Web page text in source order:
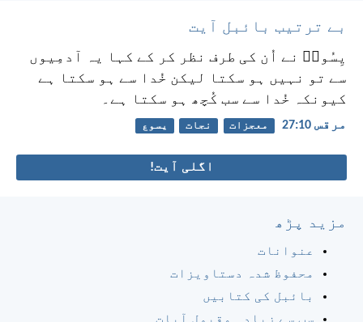
بے ترتیب بائبل آیت
یِسُوعؔ نے اُن کی طرف نظر کر کے کہا یہ آدمِیوں
سے تو نہیں ہو سکتا لیکن خُدا سے ہو سکتا ہے
کیونکہ خُدا سے سب کُچھ ہو سکتا ہے۔
مرقس 10:‏27 معجزات نجات یسوع
اگلی آیت!
مزید پڑھ
عنوانات
محفوظ شدہ دستاویزات
بائبل کی کتابیں